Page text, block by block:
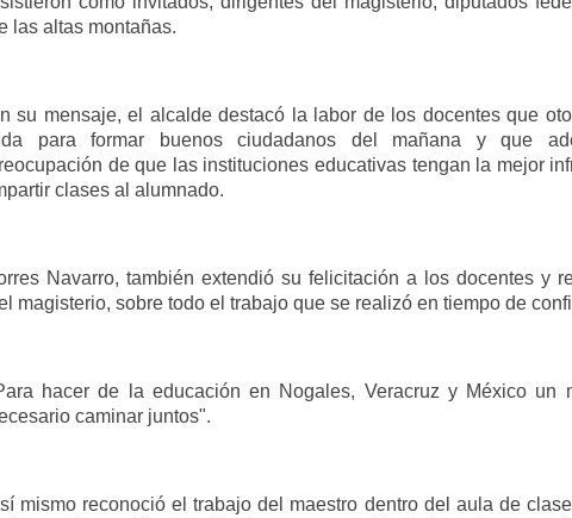
las altas montañas.
su mensaje, el alcalde destacó la labor de los docentes que
para formar buenos ciudadanos del mañana y que
de que las instituciones educativas tengan la mejor
clases al alumnado.
Navarro, también extendió su felicitación a los docentes y
magisterio, sobre todo el trabajo que se realizó en tiempo de
hacer de la educación en Nogales, Veracruz y México un
caminar juntos".
mismo reconoció el trabajo del maestro dentro del aula de